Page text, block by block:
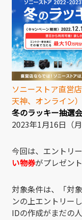
ソニーストア直営
天神、オンライン）
冬のラッキー抽選会
2023年1月16日（
今回は、エントリ
い物券がプレゼン
対象条件は、「対
ンの上エントリー
IDの作成がまだの